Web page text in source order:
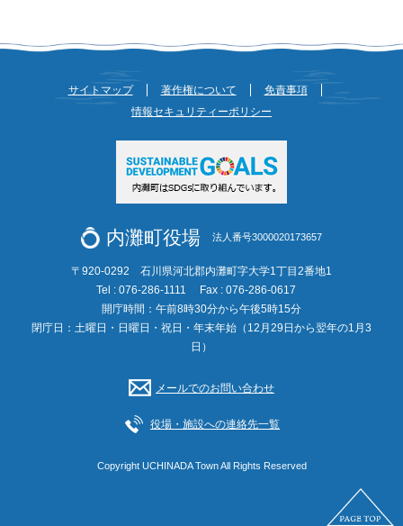
サイトマップ 著作権について
免責事項
情報セキュリティーポリシー
内灘町役場 法人番号3000020173657
〒920-0292 石川県河北郡内灘町字大学1丁目2番地1
Tel : 076-286-1111
Fax : 076-286-0617
開庁時間：午前8時30分から午後5時15分
閉庁日：土曜日・日曜日・祝日・年末年始（12月29日から翌年の1月3
日）
メールでのお問い合わせ
役場・施設への連絡先一覧
Copyright UCHINADA Town All Rights Reserved